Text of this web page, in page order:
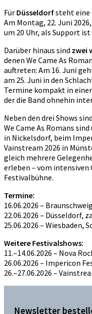
Für Düsseldorfsteht eine
Am Montag, 22. Juni
um 20 Uhr, als Support
Darüber hinaus sind zwei
denen We Came As
auftreten: Am 16. Juni
am 25. Juni in den
Termine kompakt in
der die Band ohnehin
Neben den drei Shows
We Came As Romans
in Nickelsdorf, beim
Vainstream 2026 in
gleich mehrere
erleben – vom intensiven
Festivalbühne.
Termine:
16.06.2026 –
22.06.2026 – Düsseldorf,
25.06.2026 – Wiesbaden,
Weitere Festivalshows:
11.–14.06.2026 – Nova
26.06.2026 – Impericon
26.–27.06.2026 –
Newsletter